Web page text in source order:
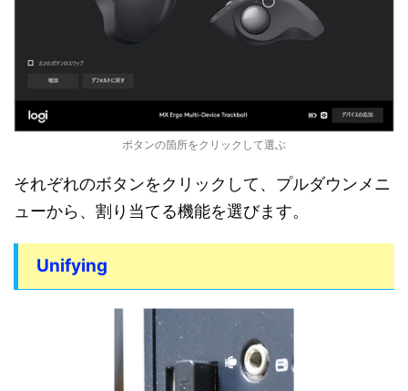
ボタンの箇所をクリックして選ぶ
それぞれのボタンをクリックして、プルダウンメニ
ューから、割り当てる機能を選びます。
Unifying